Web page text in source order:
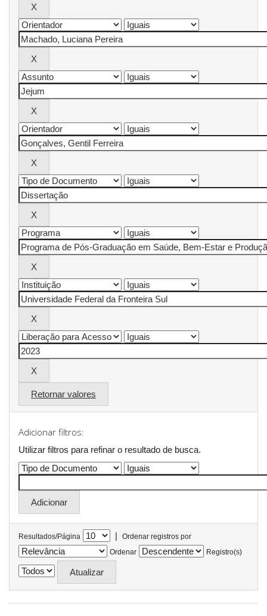
Retornar valores
Adicionar filtros:
Utilizar filtros para refinar o resultado de busca.
Resultados/Página |
Ordenar registros por
Ordenar
Registro(s)